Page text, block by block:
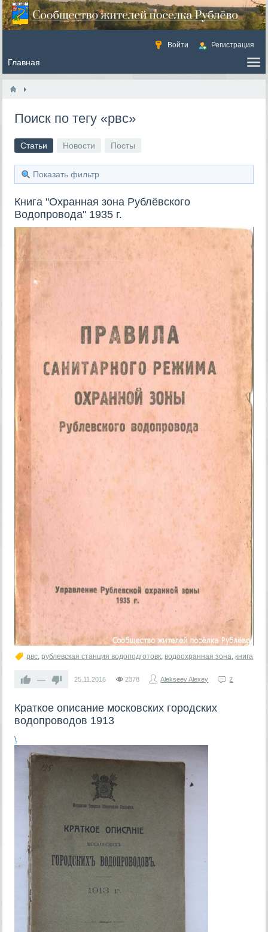
Войти Регистрация
Поиск по тегу «рвс»
Статьи Новости Посты
Показать фильтр
Книга "Охранная зона Рублёвского
Водопровода" 1935 г.
рвс,рублевская станция водоподготовк, водоохранная зона,книга
— 25.11.2016 2378 Alekseev Alexey 2
Краткое описание московских городских
водопроводов 1913
\